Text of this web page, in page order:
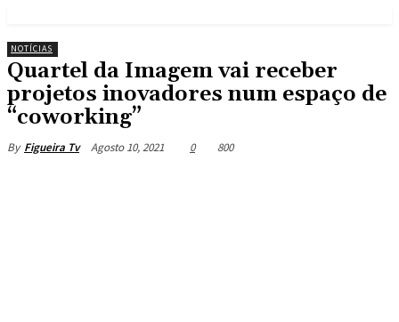
NOTÍCIAS
Quartel da Imagem vai receber
projetos inovadores num espaço de
“coworking”
By Figueira Tv Agosto 10, 2021 0 800